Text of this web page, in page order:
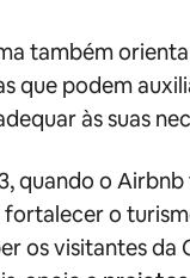
também orienta
que podem
às suas
quando o
fortalecer o
os visitantes da